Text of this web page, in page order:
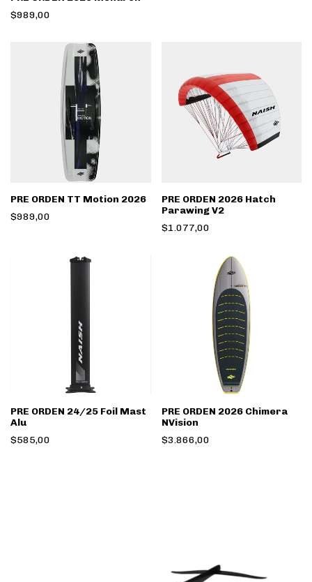
$989,00
PRE ORDEN TT Motion 2026
$989,00
PRE ORDEN 2026 Hatch
Parawing V2
$1.077,00
PRE ORDEN 24/25 Foil Mast
Alu
$585,00
PRE ORDEN 2026 Chimera
NVision
$3.866,00